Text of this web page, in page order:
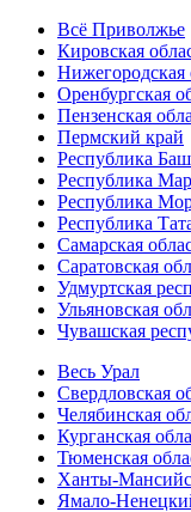
Всё Приволжье
Кировская
Нижегородская
Оренбургская
Пензенская
Пермский край
Республика
Республика
Республика
Республика
Самарская
Саратовская
Удмуртская
Ульяновская
Чувашская
Весь Урал
Свердловская
Челябинская
Курганская
Тюменская
Ханты-
Ямало-